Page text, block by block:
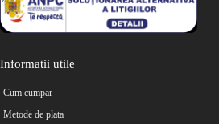
Informatii utile
Cum cumpar
Metode de plata